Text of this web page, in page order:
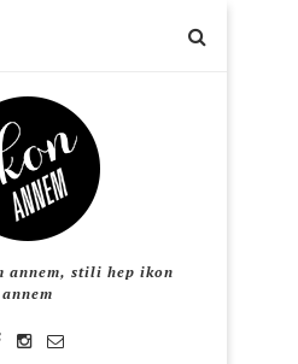
annem, stili hep ikon
annem